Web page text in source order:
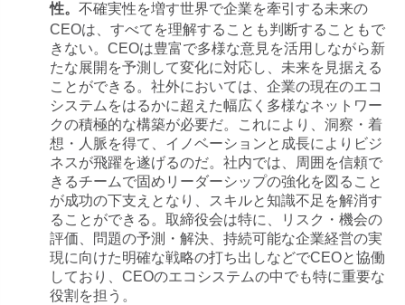
性。 不確実性を増す世界で企業を牽引する未来の
CEOは、すべてを理解することも判断することもで
きない。CEOは豊富で多様な意見を活用しながら新
たな展開を予測して変化に対応し、未来を見据える
ことができる。社外においては、企業の現在のエコ
システムをはるかに超えた幅広く多様なネットワー
クの積極的な構築が必要だ。これにより、洞察・着
想・人脈を得て、イノベーションと成長によりビジ
ネスが飛躍を遂げるのだ。社内では、周囲を信頼で
きるチームで固めリーダーシップの強化を図ること
が成功の下支えとなり、スキルと知識不足を解消す
ることができる。取締役会は特に、リスク・機会の
評価、問題の予測・解決、持続可能な企業経営の実
現に向けた明確な戦略の打ち出しなどでCEOと協働
しており、CEOのエコシステムの中でも特に重要な
役割を担う。